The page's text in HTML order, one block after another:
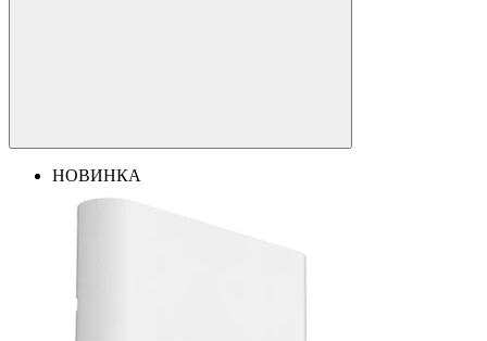
НОВИНКА